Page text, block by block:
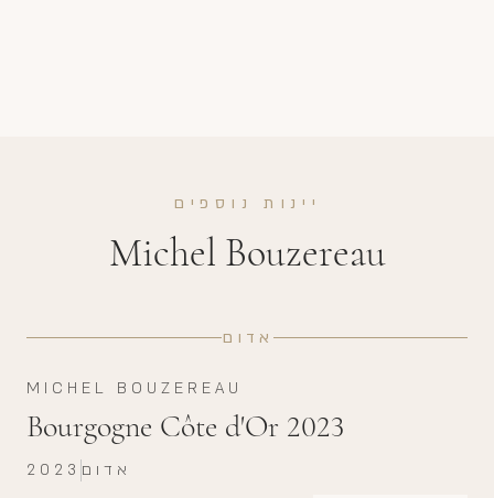
יינות נוספים
Michel Bouzereau
אדום
MICHEL BOUZEREAU
Bourgogne Côte d'Or 2023
2023 אדום